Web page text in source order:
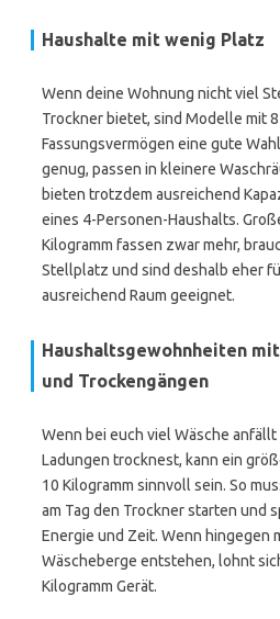
Haushalte mit wenig Platz
Wenn deine Wohnung nicht viel
Trockner bietet, sind Modelle mit
Fassungsvermögen eine gute
genug, passen in kleinere
bieten trotzdem ausreichend
eines 4-Personen-Haushalts.
Kilogramm fassen zwar mehr,
Stellplatz und sind deshalb eher
ausreichend Raum geeignet.
Haushaltsgewohnheiten
und Trockengängen
Wenn bei euch viel Wäsche
Ladungen trocknest, kann ein
10 Kilogramm sinnvoll sein. So
am Tag den Trockner starten und
Energie und Zeit. Wenn hingegen
Wäscheberge entstehen, lohnt
Kilogramm Gerät.